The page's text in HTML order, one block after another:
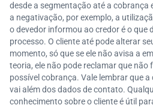
desde a segmentação até a cobrança
a negativação, por exemplo, a
o devedor informou ao credor é o que
processo. O cliente até pode alterar
momento, só que se ele não avisa a
teoria, ele não pode reclamar que não
possível cobrança. Vale lembrar que
vai além dos dados de contato.
conhecimento sobre o cliente é útil